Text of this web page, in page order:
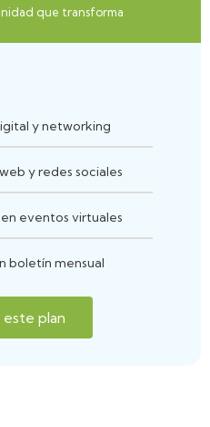
que transforma
y networking
y redes sociales
eventos virtuales
boletín mensual
este plan